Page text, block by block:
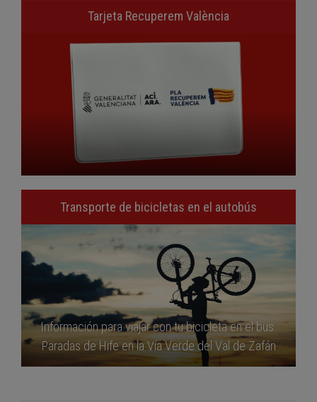
Tarjeta Recuperem València
Transporte de bicicletas en el autobús
Información para viajar con tu bicicleta en el bus.
Paradas de Hife en la Vía Verde del Val de Zafán